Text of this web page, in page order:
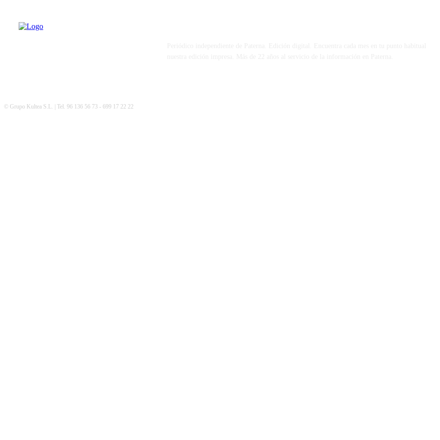
© Grupo Kultea S.L. | Tel. 96 136 56 73 - 699 17 22 22